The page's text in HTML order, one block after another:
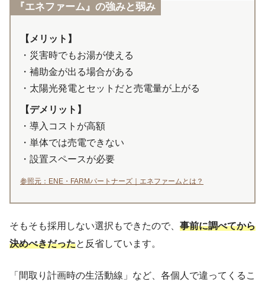
『エネファーム』の強みと弱み
【メリット】
・災害時でもお湯が使える
・補助金が出る場合がある
・太陽光発電とセットだと売電量が上がる
【デメリット】
・導入コストが高額
・単体では売電できない
・設置スペースが必要
参照元：ENE・FARMパートナーズ｜エネファームとは？
そもそも採用しない選択もできたので、 事前に調べてから
決めべきだったと反省しています。
「間取り計画時の生活動線」など、各個人で違ってくるこ